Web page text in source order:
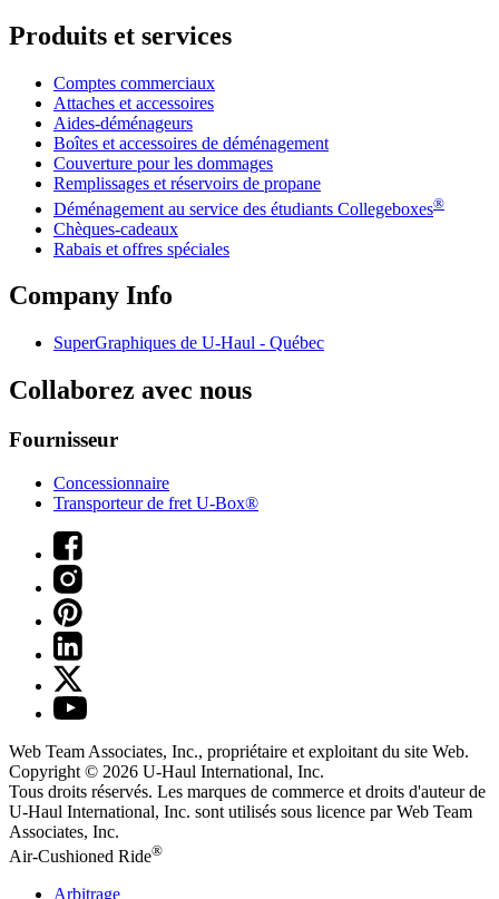
Produits et services
Comptes commerciaux
Attaches et accessoires
Aides-déménageurs
Boîtes et accessoires de déménagement
Couverture pour les dommages
Remplissages et réservoirs de propane
Déménagement au service des étudiants Collegeboxes®
Chèques-cadeaux
Rabais et offres spéciales
Company Info
SuperGraphiques de U-Haul - Québec
Collaborez avec nous
Fournisseur
Concessionnaire
Transporteur de fret U-Box®
Web Team Associates, Inc., propriétaire et exploitant du site Web.
Copyright © 2026 U-Haul International, Inc.
Tous droits réservés. Les marques de commerce et droits d'auteur de
U-Haul International, Inc. sont utilisés sous licence par Web Team
Associates, Inc.
Air-Cushioned Ride®
Arbitrage